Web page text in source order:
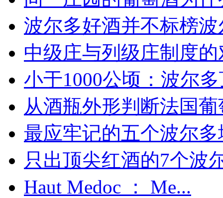
波尔多好酒并不标榜
中级庄与列级庄制度
小于1000公顷：波尔
从酒瓶外形判断法国
最应牢记的五个波尔多
只出顶尖红酒的7个波
Haut Medoc ： Me...